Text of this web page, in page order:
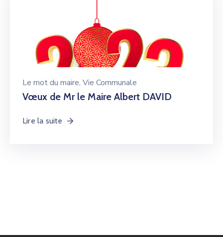
Le mot du maire‚ Vie Communale
Vœux de Mr le Maire Albert DAVID
Lire la suite